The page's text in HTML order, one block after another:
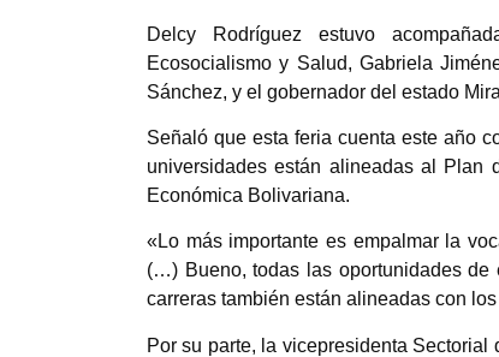
Delcy Rodríguez estuvo
Ecosocialismo y Salud, Gabriela
Sánchez, y el gobernador del estado
Señaló que esta feria cuenta este año
universidades están alineadas al Plan
Económica Bolivariana.
«Lo más importante es empalmar la
(…) Bueno, todas las oportunidades de
carreras también están alineadas con
Por su parte, la vicepresidenta